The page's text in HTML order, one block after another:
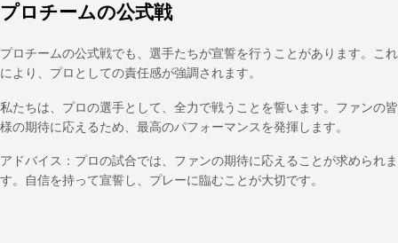
プロチームの公式戦
プロチームの公式戦でも、選手たちが宣誓を行うことがあります。これ
により、プロとしての責任感が強調されます。
私たちは、プロの選手として、全力で戦うことを誓います。ファンの皆
様の期待に応えるため、最高のパフォーマンスを発揮します。
アドバイス：プロの試合では、ファンの期待に応えることが求められま
す。自信を持って宣誓し、プレーに臨むことが大切です。